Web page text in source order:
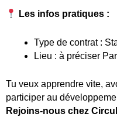
Les infos pratiques :
Type de contrat :
Lieu : à préciser
Tu veux apprendre vite,
participer au
Rejoins-nous chez